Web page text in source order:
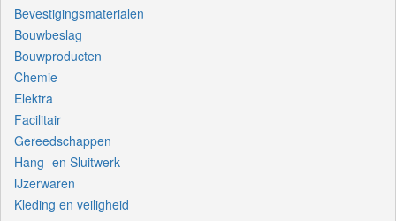
Bevestigingsmaterialen
Bouwbeslag
Bouwproducten
Chemie
Elektra
Facilitair
Gereedschappen
Hang- en Sluitwerk
IJzerwaren
Kleding en veiligheid